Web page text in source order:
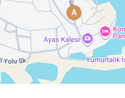
İmamoğlu
Karaisalı
Karataş
Kozan
Pozantı
A